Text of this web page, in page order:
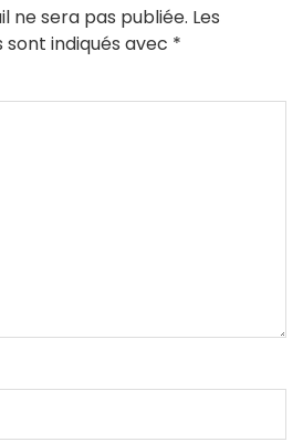
ne sera pas publiée. Les
indiqués avec *